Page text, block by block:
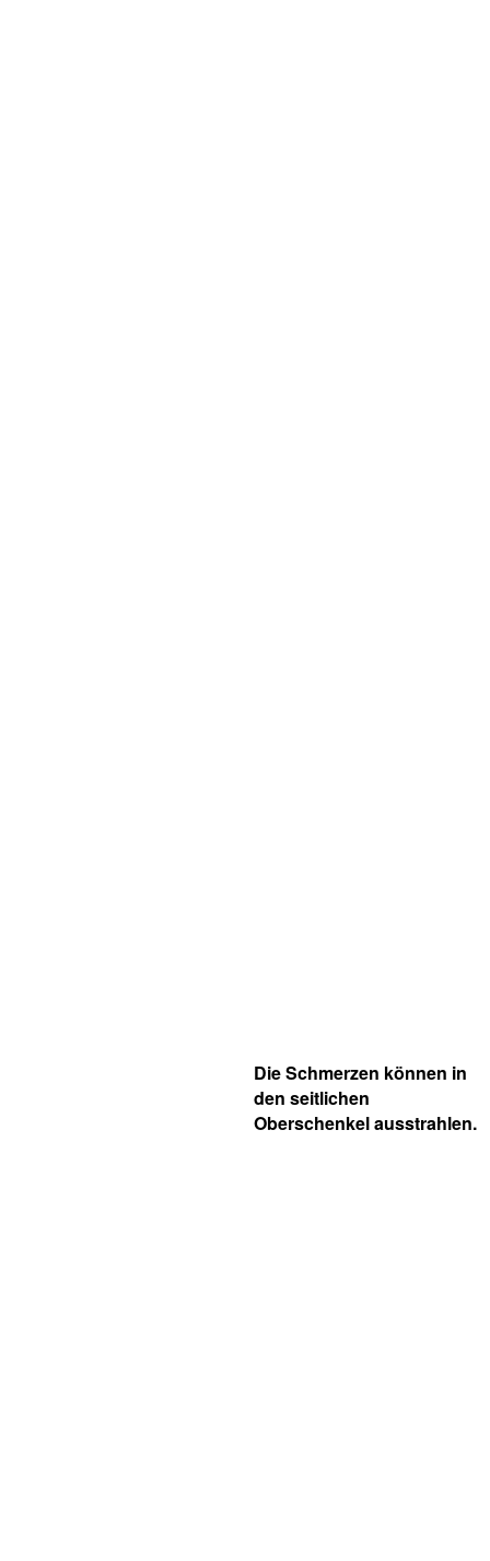
Die Schmerzen können in
den seitlichen
Oberschenkel ausstrahlen.